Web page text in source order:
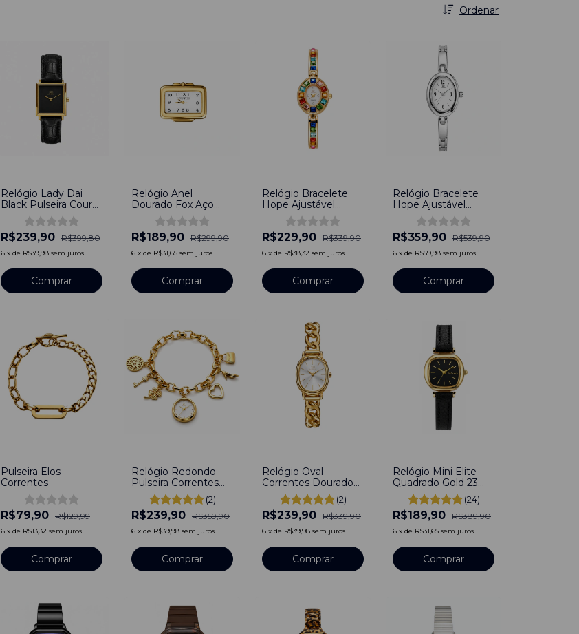
Ordenar
Relógio Lady Dai
Black Pulseira Couro
R$239,90 R$399,80
6 x de R$39,98 sem juros
Comprar
Relógio Anel
Dourado Fox Aço
Inoxidável - Branco
R$189,90 R$299,90
6 x de R$31,65 sem juros
Relógio Bracelete
Hope Ajustável
Pedras Feminino
Dourado
R$229,90 R$339,90
6 x de R$38,32 sem juros
Relógio Bracelete
Hope Ajustável
Feminino Prata
R$359,90 R$539,90
6 x de R$59,98 sem juros
Pulseira Elos
Correntes
R$79,90 R$129,99
6 x de R$13,32 sem juros
Relógio Redondo
Pulseira Correntes
Dourado de Aço
Inoxidável
(2)
R$239,90 R$359,90
6 x de R$39,98 sem juros
Comprar
Relógio Oval
Correntes Dourado
de Aço Inoxidável
(2)
R$239,90 R$339,90
6 x de R$39,98 sem juros
Comprar
Relógio Mini Elite
Quadrado Gold 23
mm Couro
(24)
R$189,90 R$389,90
6 x de R$31,65 sem juros
Comprar